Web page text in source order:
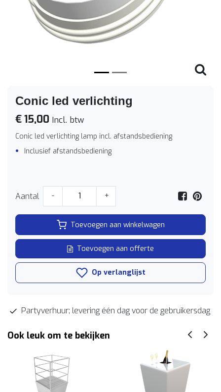
Conic led verlichting
€ 15,00 Incl. btw
Conic led verlichting lamp incl. afstandsbediening
Inclusief afstandsbediening
Aantal - +
Toevoegen aan winkelwagen
Toevoegen aan offerte
Op verlanglijst
Partyverhuur; levering één dag voor de gebruikersdag
Ook leuk om te bekijken